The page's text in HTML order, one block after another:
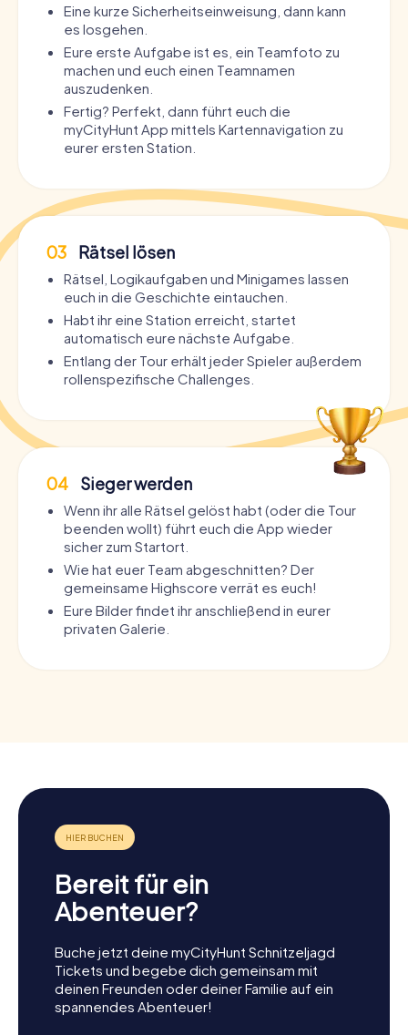
Eine kurze Sicherheitseinweisung, dann kann
es losgehen.
Eure erste Aufgabe ist es, ein Teamfoto zu
machen und euch einen Teamnamen
auszudenken.
Fertig? Perfekt, dann führt euch die
myCityHunt App mittels Kartennavigation zu
eurer ersten Station.
03 Rätsel lösen
Rätsel, Logikaufgaben und Minigames lassen
euch in die Geschichte eintauchen.
Habt ihr eine Station erreicht, startet
automatisch eure nächste Aufgabe.
Entlang der Tour erhält jeder Spieler außerdem
rollenspezifische Challenges.
04 Sieger werden
Wenn ihr alle Rätsel gelöst habt (oder die Tour
beenden wollt) führt euch die App wieder
sicher zum Startort.
Wie hat euer Team abgeschnitten? Der
gemeinsame Highscore verrät es euch!
Eure Bilder findet ihr anschließend in eurer
privaten Galerie.
Bereit für ein
Abenteuer?
Buche jetzt deine myCityHunt Schnitzeljagd
Tickets und begebe dich gemeinsam mit
deinen Freunden oder deiner Familie auf ein
spannendes Abenteuer!